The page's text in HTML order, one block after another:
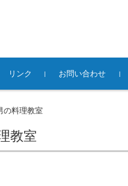
リンク お問い合わせ
料理教室
教室